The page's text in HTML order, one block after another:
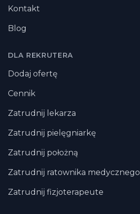
Kontakt
Blog
DLA REKRUTERA
Dodaj ofertę
Cennik
Zatrudnij lekarza
Zatrudnij pielęgniarkę
Zatrudnij położną
Zatrudnij ratownika medycznego
Zatrudnij fizjoterapeute